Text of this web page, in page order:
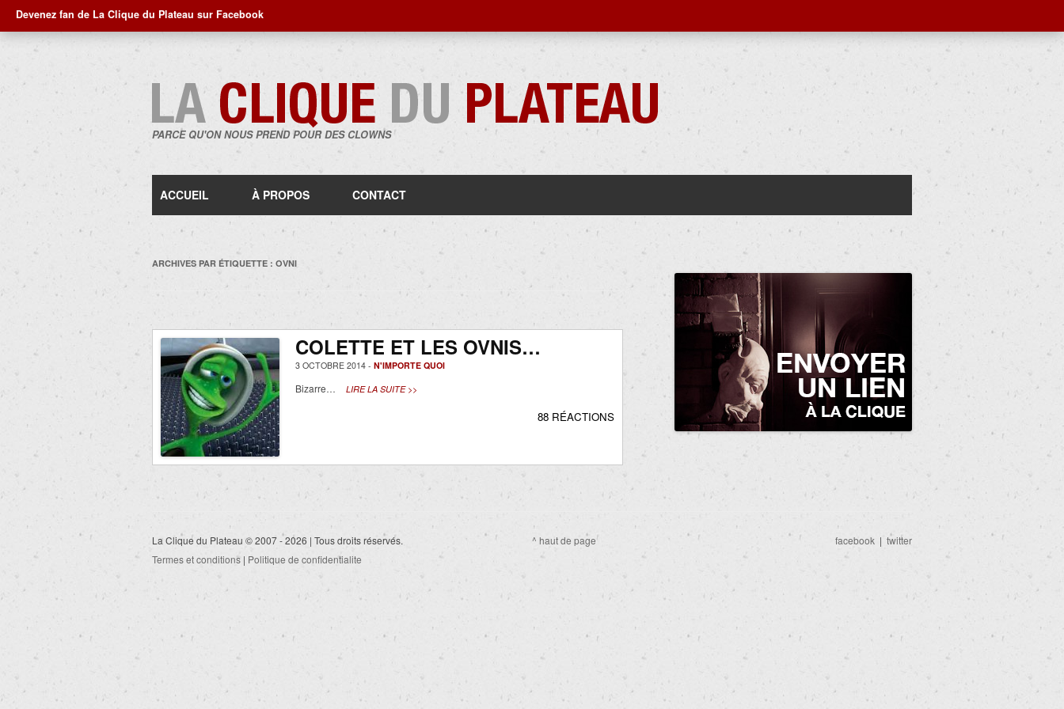
Devenez fan de La Clique du Plateau sur Facebook
PARCE QU'ON NOUS PREND POUR DES CLOWNS
au
ACCUEIL À PROPOS CONTACT
ARCHIVES PAR ÉTIQUETTE : OVNI
COLETTE ET LES OVNIS…
3 OCTOBRE 2014 - N'IMPORTE QUOI
Bizarre… LIRE LA SUITE >>
88 RÉACTIONS
La Clique du Plateau © 2007 - 2026 | Tous droits réservés.
Termes et conditions | Politique de confidentialite
^ haut de page facebook | twitter